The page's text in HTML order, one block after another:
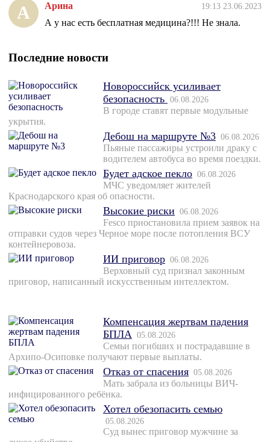
А Арина 19:13 23.06.2023
А у нас есть бесплатная медицина?!!! Не знала.
Последние новости
Новороссийск усиливает
безопасность 06.08.2026
В городе ставят первые модульные
укрытия.
Дебош на маршруте №3 06.08.2026
Пьяные пассажиры устроили драку с
водителем автобуса во время поездки.
Будет адское пекло 06.08.2026
МЧС уведомляет жителей
Краснодарского края об опасности.
Высокие риски 06.08.2026
Fesco приостановила прием заявок на
отправки судов через Черное море после потопления ВСУ
контейнеровоза.
ИИ приговор 06.08.2026
Верховный суд признал законным
приговор, написанный искусственным интеллектом.
Компенсация жертвам падения
БПЛА 05.08.2026
Семьи погибших и пострадавшие в
Архипо-Осиповке получают первые выплаты.
Отказ от спасения 05.08.2026
Мать забрала из больницы ВИЧ-
инфицированного ребёнка.
Хотел обезопасить семью
05.08.2026
Суд вынес приговор мужчине за